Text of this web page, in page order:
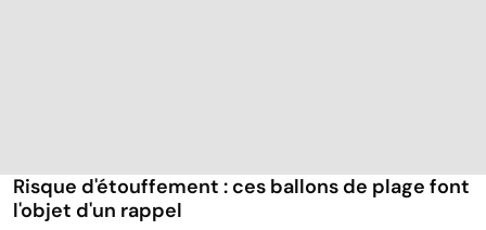
Risque d'étouffement : ces ballons de plage font
l'objet d'un rappel